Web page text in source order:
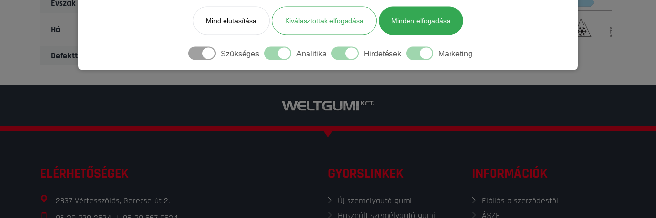
Évszak
Hó
Defekttűrő
Mind elutasítása Kiválasztottak elfogadása Minden elfogadása
Szükséges Analitika Hirdetések Marketing
ELÉRHETŐSÉGEK
2837 Vértesszőlős, Gerecse út 2.
GYORSLINKEK
Új személyautó gumi
Használt személyautó gumi
INFORMÁCIÓK
Elállás a szerződéstől
ÁSZF